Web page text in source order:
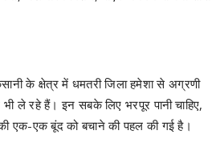
के क्षेत्र में धमतरी जिला हमेशा से अग्रणी
ले रहे हैं। इन सबके लिए भरपूर पानी चाहिए,
एक-एक बूंद को बचाने की पहल की गई है।